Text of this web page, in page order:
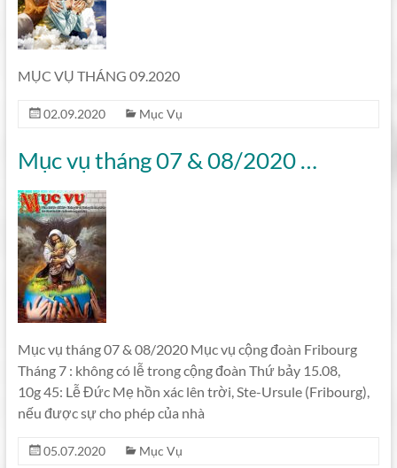
MỤC VỤ THÁNG 09.2020
02.09.2020 Mục Vụ
Mục vụ tháng 07 & 08/2020 …
Mục vụ tháng 07 & 08/2020 Mục vụ cộng đoàn Fribourg
Tháng 7 : không có lễ trong cộng đoàn Thứ bảy 15.08,
10g 45: Lễ Đức Mẹ hồn xác lên trời, Ste-Ursule (Fribourg),
nếu được sự cho phép của nhà
05.07.2020 Mục Vụ